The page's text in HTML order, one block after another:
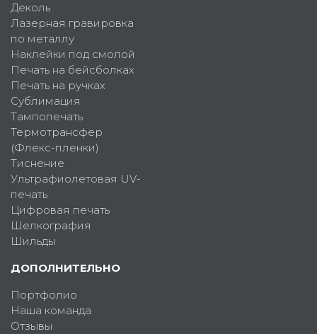
Деколь
Лазерная гравировка
по металлу
Наклейки под смолой
Печать на бейсболках
Печать на ручках
Сублимация
Тампопечать
Термотрансфер
(Флекс-пленки)
Тиснение
Ультрафиолетовая UV-
печать
Цифровая печать
Шелкография
Шильды
ДОПОЛНИТЕЛЬНО
Портфолио
Наша команда
Отзывы